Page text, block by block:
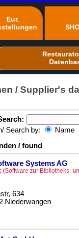
Eur.
/ Supplier's
Search by:
Name
/ found
Systems AG
(Software zur Bibliotheks-
634
Niederwangen